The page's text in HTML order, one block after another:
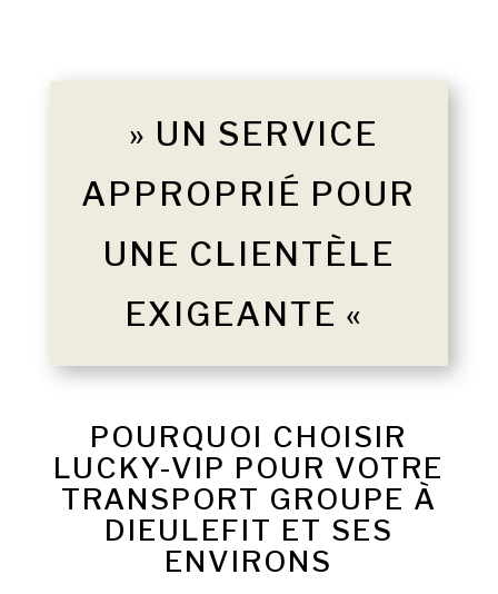
» UN SERVICE
APPROPRIÉ POUR
UNE CLIENTÈLE
EXIGEANTE «
POURQUOI CHOISIR
LUCKY-VIP POUR VOTRE
TRANSPORT GROUPE À
DIEULEFIT ET SES
ENVIRONS